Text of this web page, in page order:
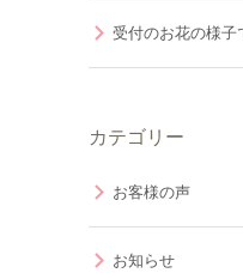
受付のお花の様子
カテゴリー
お客様の声
お知らせ